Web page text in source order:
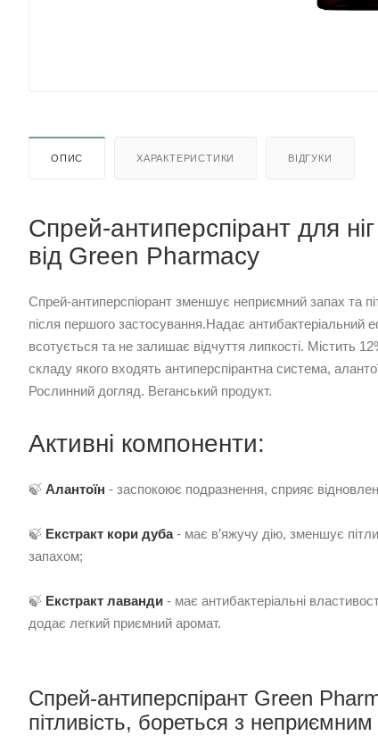
ОПИС ХАРАКТЕРИСТИКИ ВІДГУКИ
Спрей-антиперспірант для
від Green Рharmacy
Спрей-антиперспіорант зменшує неприємний запах та
після першого застосування.Надає
всотується та не залишає відчуття липкості. Містить
складу якого входять антиперспірантна система,
Рослинний догляд. Веганський продукт.
Активні компоненти:
🍃 Алантоїн - заспокоює подразнення, сприяє
🍃 Екстракт кори дуба- має в’яжучу дію, зменшує
запахом;
🍃 Екстракт лаванди - має антибактеріальні
додає легкий приємний аромат.
Спрей-антиперспірант Green
пітливість, бореться з